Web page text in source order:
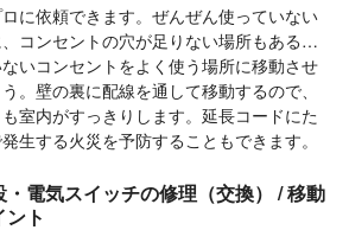
に依頼できます。ぜんぜん使っていない
コンセントの穴が足りない場所もある…
いコンセントをよく使う場所に移動させ
。壁の裏に配線を通して移動するので、
室内がすっきりします。延長コードにた
生する火災を予防することもできます。
電気スイッチの修理（交換） / 移動
ト